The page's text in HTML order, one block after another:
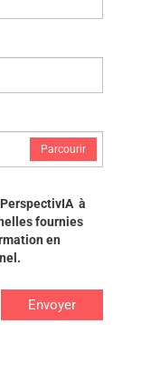
Parcourir
à
fournies
en
Envoyer